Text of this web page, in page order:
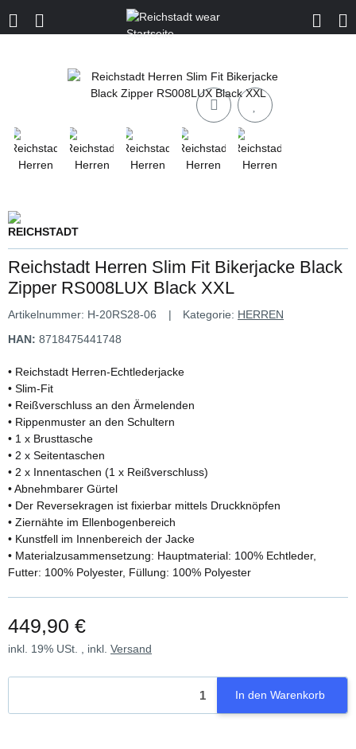
Reichstadt Herren Slim Fit Bikerjacke Black
Zipper RS008LUX Black XXL
Artikelnummer: H-20RS28-06 Kategorie: HERREN
HAN: 8718475441748
• Reichstadt Herren-Echtlederjacke
• Slim-Fit
• Reißverschluss an den Ärmelenden
• Rippenmuster an den Schultern
• 1 x Brusttasche
• 2 x Seitentaschen
• 2 x Innentaschen (1 x Reißverschluss)
• Abnehmbarer Gürtel
• Der Reversekragen ist fixierbar mittels Druckknöpfen
• Ziernähte im Ellenbogenbereich
• Kunstfell im Innenbereich der Jacke
• Materialzusammensetzung: Hauptmaterial: 100% Echtleder,
Futter: 100% Polyester, Füllung: 100% Polyester
449,90 €
inkl. 19% USt. , inkl. Versand
In den Warenkorb